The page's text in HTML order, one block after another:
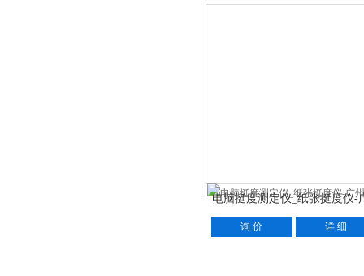
电脑挺度测定仪_纸张挺度仪-
标际
询 价 详 细